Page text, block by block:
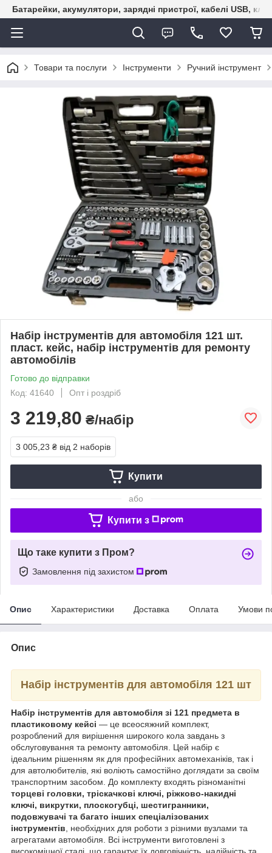
Батарейки, акумулятори, зарядні пристрої, кабелі USB,
Товари та послуги Інструменти Ручний інструмент
Набір інструментів для автомобіля 121 шт.
пласт. кейс, набір інструментів для ремонту
автомобілів
Готово до відправки
Код: 41640
Опт і роздріб
3 219,80 ₴/набір
3 005,23 ₴ від 2 наборів
Купити
або
Купити з
Що таке купити з Пром?
Замовлення під захистом
Опис Характеристики Доставка Оплата Умови
Опис
Набір інструментів для автомобіля 121 шт
Набір інструментів для автомобіля зі 121 предмета в
пластиковому кейсі — це всеосяжний комплект,
розроблений для вирішення широкого кола завдань з
обслуговування та ремонту автомобіля. Цей набір є
ідеальним рішенням як для професійних автомеханіків, так і
для автолюбителів, які воліють самостійно доглядати за своїм
транспортним засобом. До комплекту входять різноманітні
торцеві головки, тріскачкові ключі, ріжково-накидні
ключі, викрутки, плоскогубці, шестигранники,
подовжувачі та багато інших спеціалізованих
інструментів , необхідних для роботи з різними вузлами та
агрегатами автомобіля. Всі інструменти виготовлені з
високоміцної сталі, що гарантує їх довговічність, надійність та